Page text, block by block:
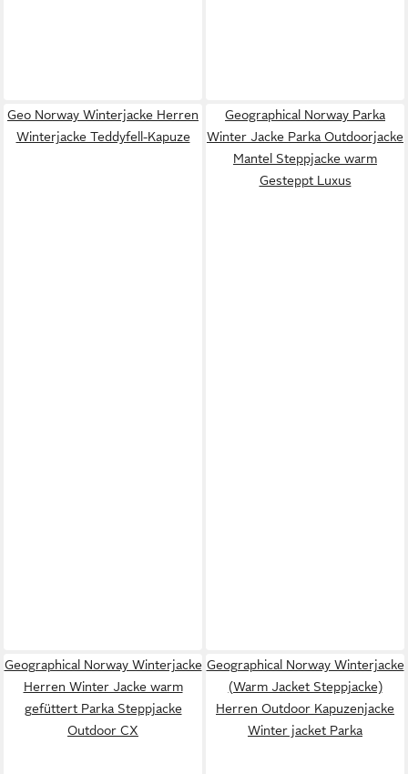
Geo Norway Winterjacke Herren
Winterjacke Teddyfell-Kapuze
Geographical Norway Parka
Winter Jacke Parka Outdoorjacke
Mantel Steppjacke warm
Gesteppt Luxus
Geographical Norway Winterjacke
Herren Winter Jacke warm
gefüttert Parka Steppjacke
Outdoor CX
Geographical Norway Winterjacke
(Warm Jacket Steppjacke)
Herren Outdoor Kapuzenjacke
Winter jacket Parka